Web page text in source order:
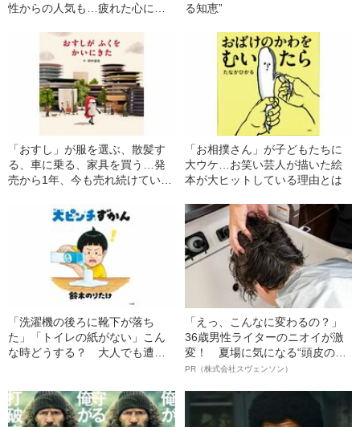
性からの人気も…疲れた心に沁
る知恵”
「おすし」が服を選ぶ、散髪す
る、車に乗る、家具を買う…発
売から1年、今も売れ続けている
「お相撲さん」が子どもたちに
大ウケ…お笑い芸人が描いた絵
本が大ヒットしている理由とは
「洗濯機の後ろに靴下が落ち
た」「トイレの紙がない」こん
な時どうする？ 大人でも遭遇
「えっ、こんなに変わるの？」
36歳男性ライターのニオイが激
変！ 夏場に気になる“頭皮のニ
オイ”や“ベタつき”を解消す
ト”が生み出した徹底ケアとは
PR（株式会社スヴェンソン）